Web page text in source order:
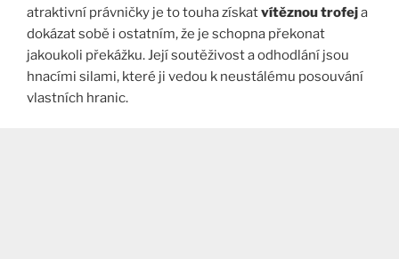
atraktivní právničky je to touha získatvítěznou trofeja
dokázat sobě i ostatním, že je schopna překonat
jakoukoli překážku. Její soutěživost a odhodlání jsou
hnacími silami, které ji vedou k neustálému posouvání
vlastních hranic.